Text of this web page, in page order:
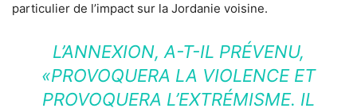
particulier de l’impact sur la Jordanie voisine.
L’ANNEXION, A-T-IL PRÉVENU,
«PROVOQUERA LA VIOLENCE ET
PROVOQUERA L’EXTRÉMISME. IL